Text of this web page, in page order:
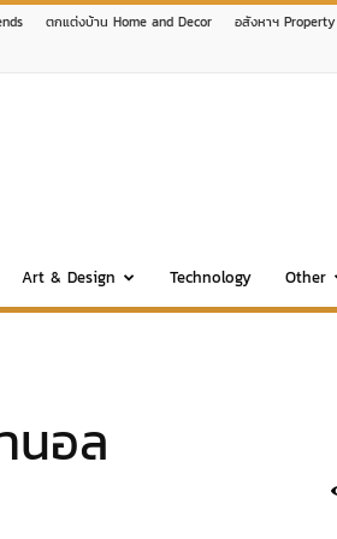
ตกแต่งบ้าน Home and Decor อสังหาฯ Property
Art & Design Technology Other
นอล